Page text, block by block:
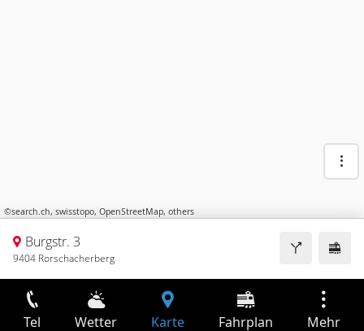
©search.ch, swisstopo, OpenStreetMap, others
Burgstr. 3
9404 Rorschacherberg
Tel Wetter Karte Fahrplan Mehr